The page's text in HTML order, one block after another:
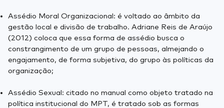
Assédio Moral Organizacional: é voltado ao âmbito da
gestão local e divisão de trabalho. Adriane Reis de Araújo
(2012) coloca que essa forma de assédio busca o
constrangimento de um grupo de pessoas, almejando o
engajamento, de forma subjetiva, do grupo às políticas da
organização;
Assédio Sexual: citado no manual como objeto tratado na
política institucional do MPT, é tratado sob as formas